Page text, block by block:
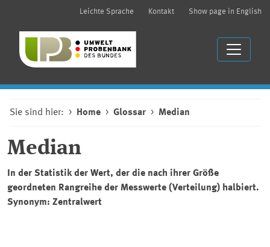
Leichte Sprache Kontakt Show page in English
Sie sind hier: Home Glossar Median
Median
In der Statistik der Wert, der die nach ihrer Größe
geordneten Rangreihe der Messwerte (Verteilung) halbiert.
Synonym: Zentralwert